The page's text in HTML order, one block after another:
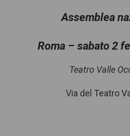
Assemblea
Roma – sabato 2
Teatro Valle
Via del Teatro